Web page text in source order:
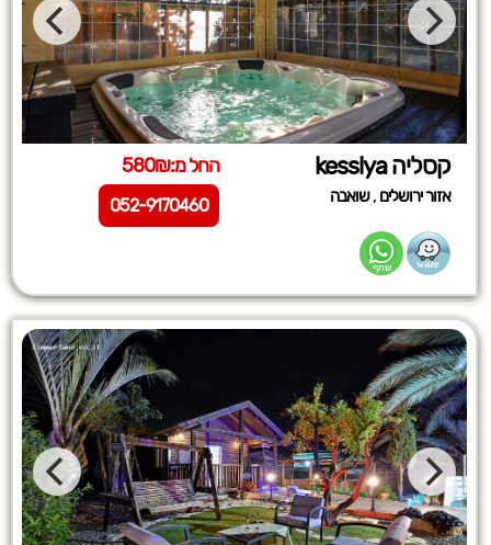
קסליה kesslya החל מ:580₪
אזור ירושלים ,שואבה 052-9170460